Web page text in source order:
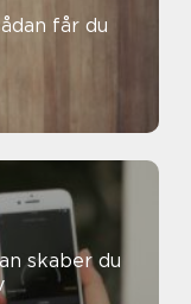
får du